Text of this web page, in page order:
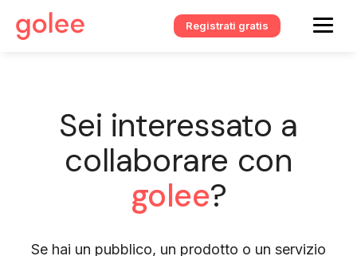
Registrati gratis
Sei interessato a
collaborare con
golee?
Se hai un pubblico, un prodotto o un servizio